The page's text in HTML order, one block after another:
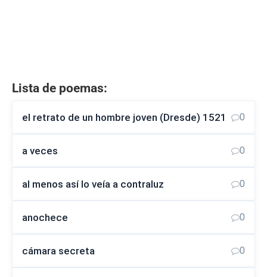
Lista de poemas:
el retrato de un hombre joven (Dresde) 1521 0
a veces 0
al menos así lo veía a contraluz 0
anochece 0
cámara secreta 0